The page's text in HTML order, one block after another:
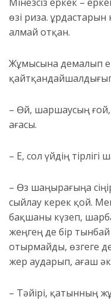
өзі риза.
алмай отқан.
Жұмысына демалып
қайтқандай
– Өй, шаршаусың ғой,
ағасы.
– Е, сол үйдің
– Өз шаңырағыңа
сыйлау керек қой.
бақшаны күзеп,
жеңгең де бір
отырмайды, өзгеге
жер аударып, ағаш
– Тәйірі, қатынның